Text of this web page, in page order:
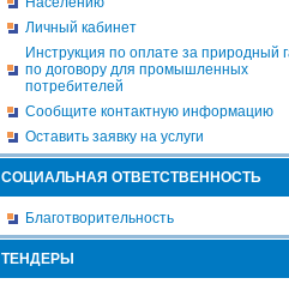
Личный кабинет
Инструкция по оплате за природный
по договору для промышленных
потребителей
Сообщите контактную информацию
Оставить заявку на услуги
СОЦИАЛЬНАЯ ОТВЕТСТВЕННОСТЬ
Благотворительность
ТЕНДЕРЫ